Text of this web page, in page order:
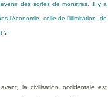
des sortes de monstres. Il y a
l'économie, celle de l'illimitation, de
?
la civilisation occidentale est